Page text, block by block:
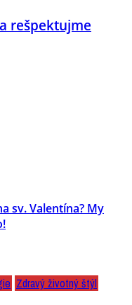
rešpektujme
sv. Valentína? My
Zdravý životný štýl